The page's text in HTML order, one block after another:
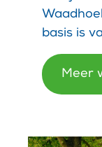
basis is
Meer